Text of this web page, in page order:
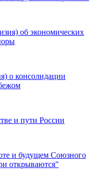
об экономических
о консолидации
и пути России
и будущем Союзного
открываются"